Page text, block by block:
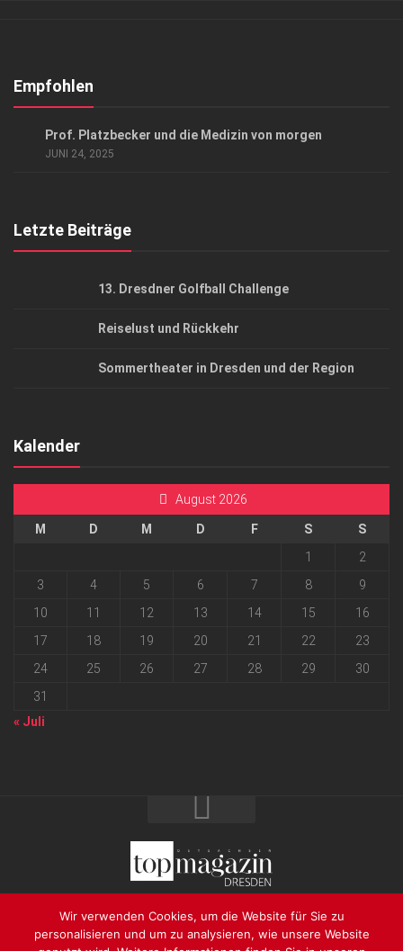
Kontakt, Impressum
Empfohlen
Prof. Platzbecker und die Medizin von morgen
JUNI 24, 2025
Letzte Beiträge
13. Dresdner Golfball Challenge
Reiselust und Rückkehr
Sommertheater in Dresden und der Region
Kalender
August 2026
M D M D F S
S
1
2
3
4 5 6 7 8
9
10
11 12 13 14 15
16
17
18 19 20 21 22
23
24
25 26 27 28 29
30
31
« Juli
2026 progressmedia Verlag & Werbeagentur GmbH • Bautzner
Landstraße 62 • 01324 Dresden
Wir verwenden Cookies, um die Website für Sie zu
personalisieren und um zu analysieren, wie unsere Website